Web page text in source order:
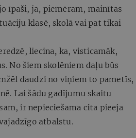
īpaši, ja, piemēram, mainītas
klasē, skolā vai pat tikai
liecina, ka, visticamāk,
No šiem skolēniem daļu būs
daudzi no viņiem to pametīs,
Lai šādu gadījumu skaitu
ir nepieciešama cita pieeja
atbalstu.